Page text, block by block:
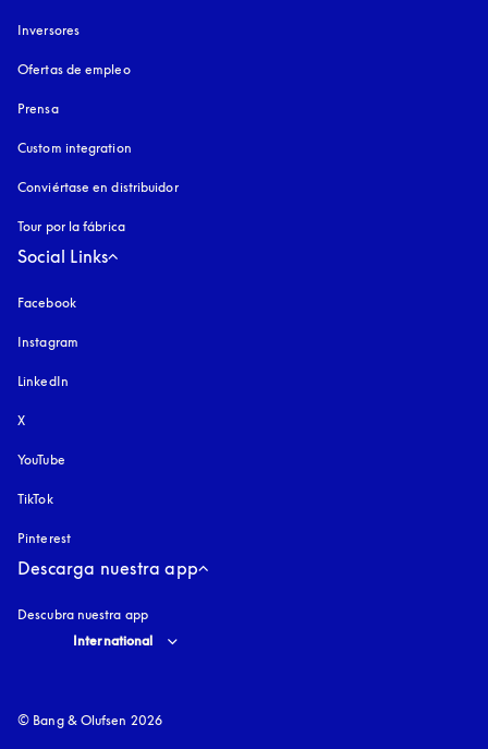
Inversores
Ofertas de empleo
Prensa
Custom integration
Conviértase en distribuidor
Tour por la fábrica
Social Links
Facebook
Instagram
LinkedIn
X
YouTube
TikTok
Pinterest
Descarga nuestra app
Descubra nuestra app
Select country and language
International
© Bang & Olufsen 2026